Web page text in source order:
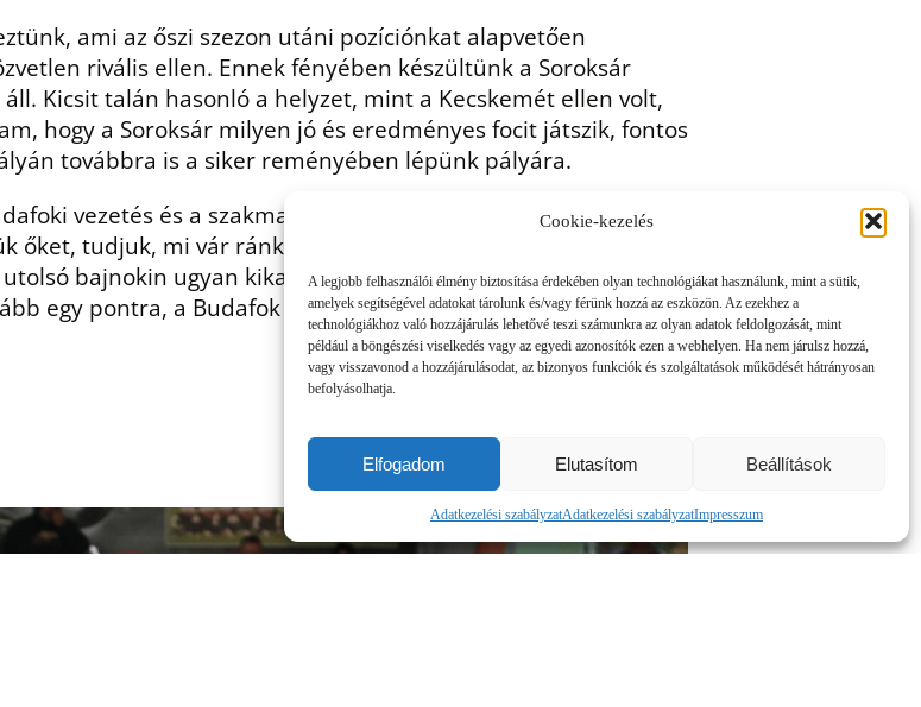
Cookie-kezelés
A legjobb felhasználói élmény biztosítása érdekében olyan technológiákat használunk, mint a sütik,
amelyek segítségével adatokat tárolunk és/vagy férünk hozzá az eszközön. Az ezekhez a
technológiákhoz való hozzájárulás lehetővé teszi számunkra az olyan adatok feldolgozását, mint
például a böngészési viselkedés vagy az egyedi azonosítók ezen a webhelyen. Ha nem járulsz hozzá,
vagy visszavonod a hozzájárulásodat, az bizonyos funkciók és szolgáltatások működését hátrányosan
befolyásolhatja.
Elfogadom Elutasítom Beállítások
Adatkezelési szabályzatAdatkezelési szabályzatImpresszum
ami az őszi szezon utáni pozíciónkat alapvetően
rivális ellen. Ennek fényében készültünk a Soroksár
Kicsit talán hasonló a helyzet, mint a Kecskemét ellen volt,
hogy a Soroksár milyen jó és eredményes focit játszik, fontos
továbbra is a siker reményében lépünk pályára.
vezetés és a szakmai stáb is, nyilván kíváncsiak voltak
tudjuk, mi vár ránk a Promontor utcában. Annyit
bajnokin ugyan kikaptak Mezőkövesden, de a meccs képe
egy pontra, a Budafok pedig összességében is jobb együttes